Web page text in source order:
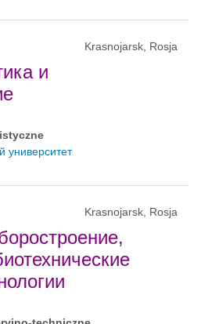
Krasnojarsk, Rosja
и
университет
Krasnojarsk, Rosja